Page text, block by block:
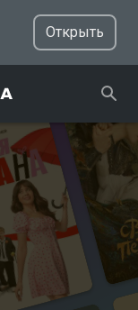
Открыть